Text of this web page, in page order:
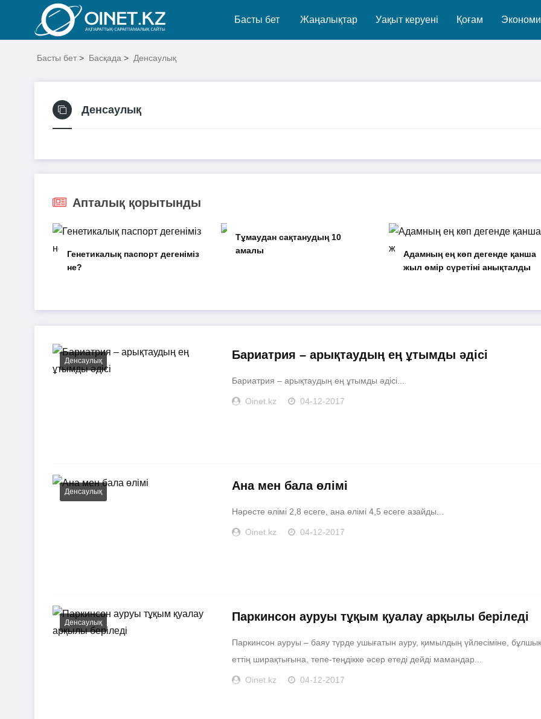
Басты бет Жаңалықтар Уақыт керуені Қоғам
Басты бет > Басқада > Денсаулық
Денсаулық
Апталық қорытынды
Генетикалық паспорт дегеніміз
не?
Тұмаудан сақтанудың 10
амалы
Адамның ең көп дегенде қанша
жыл өмір сүретіні анықталды
Денсаулық Бариатрия – арықтаудың ең ұтымды әдісі
Бариатрия – арықтаудың ең ұтымды әдісі...
Oinet.kz 04-12-2017
Денсаулық Ана мен бала өлімі
Нәресте өлімі 2,8 есеге, ана өлімі 4,5 есеге азайды...
Oinet.kz 04-12-2017
Денсаулық Паркинсон ауруы тұқым қуалау арқылы беріледі
Паркинсон ауруы – баяу түрде ушығатын ауру, қимылдың үйлесіміне, бұлшық
еттің ширақтығына, тепе-теңдікке әсер етеді дейді мамандар...
Oinet.kz 04-12-2017